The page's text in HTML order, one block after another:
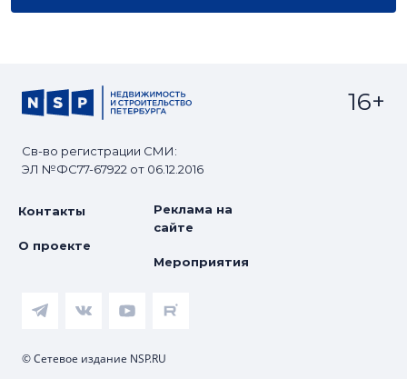
Св-во регистрации СМИ:
ЭЛ №ФС77-67922 от 06.12.2016
16+
Контакты
О проекте
Реклама на
сайте
Мероприятия
© Сетевое издание NSP.RU